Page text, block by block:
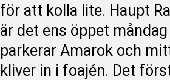
för att kolla lite. Haupt
är det ens öppet
parkerar Amarok och
kliver in i foajén. Det